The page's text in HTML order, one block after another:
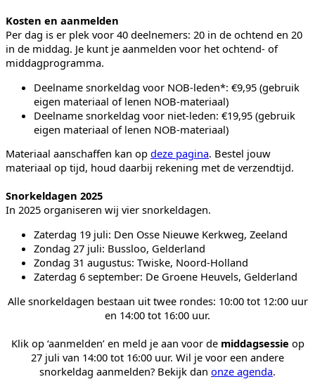
Kosten en aanmelden
Per dag is er plek voor 40 deelnemers: 20 in de ochtend en 20
in de middag. Je kunt je aanmelden voor het ochtend- of
middagprogramma.
Deelname snorkeldag voor NOB-leden*: €9,95 (gebruik
eigen materiaal of lenen NOB-materiaal)
Deelname snorkeldag voor niet-leden: €19,95 (gebruik
eigen materiaal of lenen NOB-materiaal)
Materiaal aanschaffen kan op deze pagina. Bestel jouw
materiaal op tijd, houd daarbij rekening met de verzendtijd.
Snorkeldagen 2025
In 2025 organiseren wij vier snorkeldagen.
Zaterdag 19 juli: Den Osse Nieuwe Kerkweg, Zeeland
Zondag 27 juli: Bussloo, Gelderland
Zondag 31 augustus: Twiske, Noord-Holland
Zaterdag 6 september: De Groene Heuvels, Gelderland
Alle snorkeldagen bestaan uit twee rondes: 10:00 tot 12:00 uur
en 14:00 tot 16:00 uur.
Klik op ‘aanmelden’ en meld je aan voor de middagsessie op
27 juli van 14:00 tot 16:00 uur. Wil je voor een andere
snorkeldag aanmelden? Bekijk dan onze agenda.